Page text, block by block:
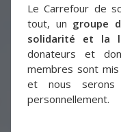
Le Carrefour de
tout, un groupe
solidarité et la
donateurs et
membres sont
et nous serons
personnellement.